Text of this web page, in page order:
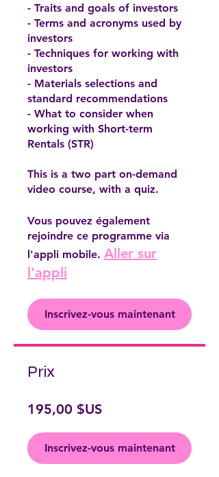
- Traits and goals of investors
- Terms and acronyms used by
investors
- Techniques for working with
investors
- Materials selections and
standard recommendations
- What to consider when
working with Short-term
Rentals (STR)
This is a two part on-demand
Vous pouvez également
rejoindre ce programme via
l'appli mobile. Aller sur
l'appli
Inscrivez-vous maintenant
Prix
195,00 $US
Inscrivez-vous maintenant